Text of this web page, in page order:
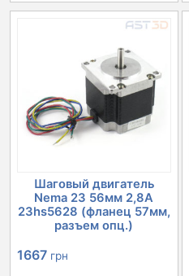
Шаговый двигатель
Nema 23 56мм 2,8А
23hs5628 (фланец 57мм,
разъем опц.)
1667 грн